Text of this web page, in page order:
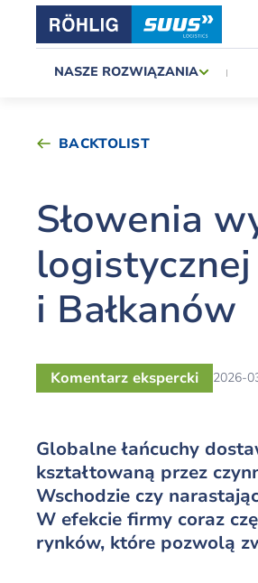
NASZE ROZWIĄZANIA
BACKTOLIST
Słowenia
i Bałkanów
Komentarz ekspercki 2026-
Globalne łańcuchy
kształtowaną przez
Wschodzie czy
W efekcie firmy coraz
rynków, które pozwolą